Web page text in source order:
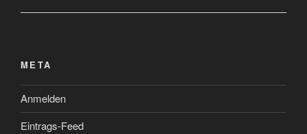
META
Anmelden
Eintrags-Feed